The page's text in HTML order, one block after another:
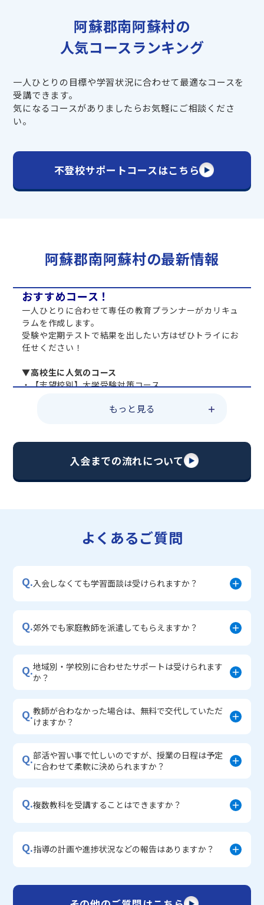
阿蘇郡南阿蘇村の
人気コースランキング
一人ひとりの目標や学習状況に合わせて最適なコースを
受講できます。
気になるコースがありましたらお気軽にご相談くださ
い。
不登校サポートコースはこちら
阿蘇郡南阿蘇村の最新情報
おすすめコース！
一人ひとりに合わせて専任の教育プランナーがカリキュ
ラムを作成します。
受験や定期テストで結果を出したい方はぜひトライにお
任せください！
▼高校生に人気のコース
・【志望校別】大学受験対策コース
・総合型選抜直前対策コース
・【志望校別】公立・私立高校受験対策コース
・宿題サポートコース
・学習習慣定着コース
もっと見る
入会までの流れについて
よくあるご質問
Q.入会しなくても学習面談は受けられますか？
Q.郊外でも家庭教師を派遣してもらえますか？
Q.地域別・学校別に合わせたサポートは受けられます
か？
Q.教師が合わなかった場合は、無料で交代していただ
けますか？
Q.部活や習い事で忙しいのですが、授業の日程は予定
に合わせて柔軟に決められますか？
Q.複数教科を受講することはできますか？
Q.指導の計画や進捗状況などの報告はありますか？